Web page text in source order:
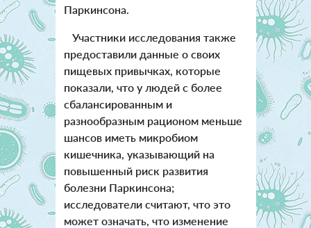
Паркинсона.
Участники исследования также
предоставили данные о своих
пищевых привычках, которые
показали, что у людей с более
сбалансированным и
разнообразным рационом меньше
шансов иметь микробиом
кишечника, указывающий на
повышенный риск развития
болезни Паркинсона;
исследователи считают, что это
может означать, что изменение